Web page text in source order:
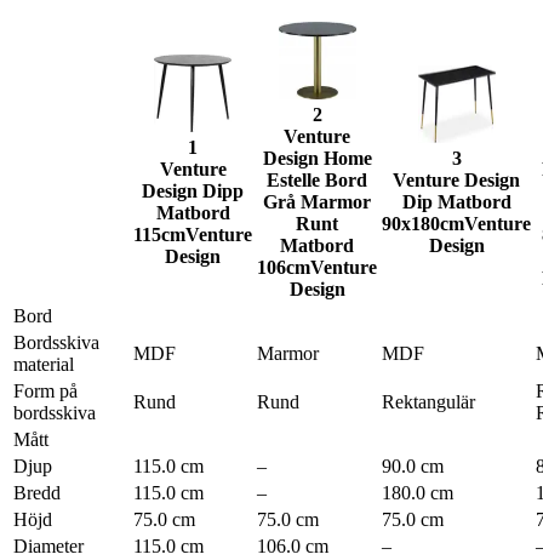
1
Venture
Design Dipp
Matbord
115cmVenture
Design
2
Venture
Design Home
Estelle Bord
Grå Marmor
Runt
Matbord
106cmVenture
Design
3
Venture Design
Dip Matbord
90x180cmVenture
Design
Bord
Bordsskiva
material
MDF Marmor MDF
Form på
bordsskiva
Rund Rund Rektangulär
Mått
Djup
115.0 cm – 90.0 cm
Bredd
115.0 cm – 180.0 cm
Höjd
75.0 cm 75.0 cm 75.0 cm
Diameter
115.0 cm 106.0 cm –